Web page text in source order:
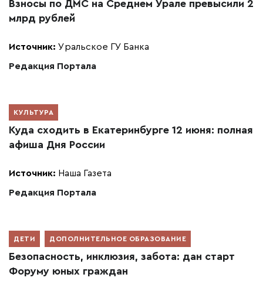
Взносы по ДМС на Среднем Урале превысили 2
млрд рублей
Источник: Уральское ГУ Банка
Редакция Портала
КУЛЬТУРА
Куда сходить в Екатеринбурге 12 июня: полная
афиша Дня России
Источник: Наша Газета
Редакция Портала
ДЕТИ ДОПОЛНИТЕЛЬНОЕ ОБРАЗОВАНИЕ
Безопасность, инклюзия, забота: дан старт
Форуму юных граждан